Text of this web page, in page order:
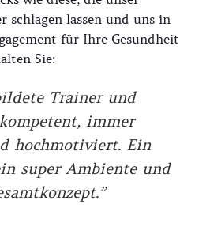
schlagen lassen und uns in
für Ihre Gesundheit
Sie:
Trainer und
immer
hochmotiviert. Ein
super Ambiente und